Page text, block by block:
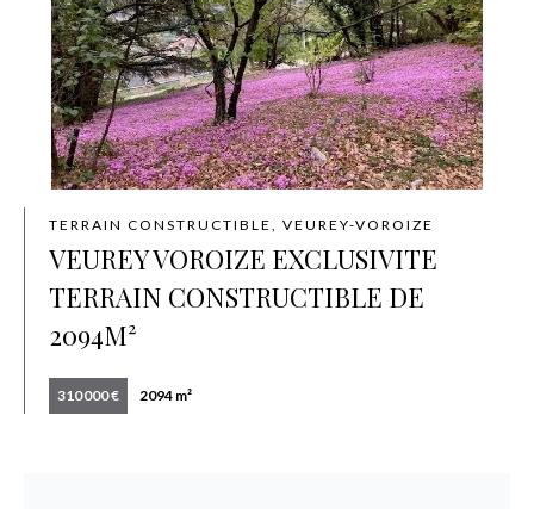
TERRAIN CONSTRUCTIBLE, VEUREY-VOROIZE
VEUREY VOROIZE EXCLUSIVITE
TERRAIN CONSTRUCTIBLE DE
2094M²
310 000 € 2094 m²